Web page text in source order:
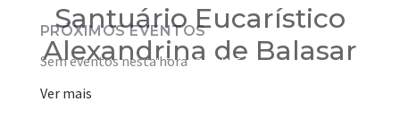
PRÓXIMOS EVENTOS
Sem eventos nesta hora
Ver mais
Santuário Eucarístico
Alexandrina de Balasar
LOJA ONLINE